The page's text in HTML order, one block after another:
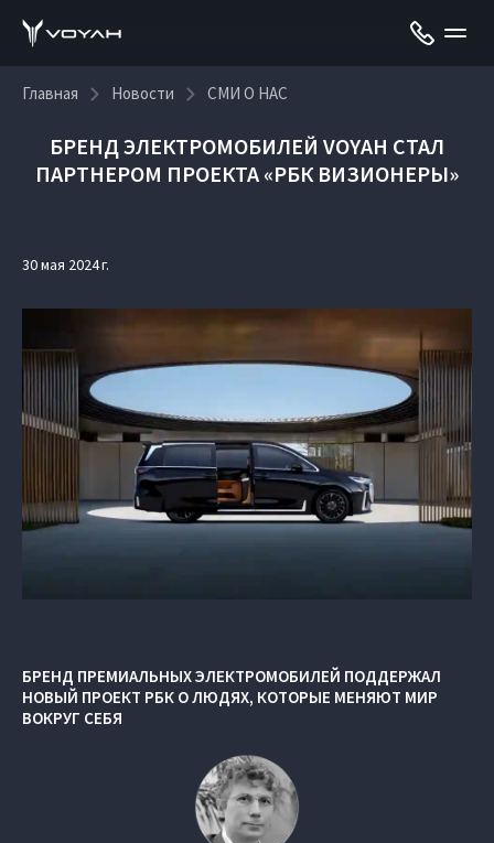
Главная Новости СМИ О НАС
БРЕНД ЭЛЕКТРОМОБИЛЕЙ VOYAH СТАЛ
ПАРТНЕРОМ ПРОЕКТА «РБК ВИЗИОНЕРЫ»
30 мая 2024 г.
БРЕНД ПРЕМИАЛЬНЫХ ЭЛЕКТРОМОБИЛЕЙ ПОДДЕРЖАЛ
НОВЫЙ ПРОЕКТ РБК О ЛЮДЯХ, КОТОРЫЕ МЕНЯЮТ МИР
ВОКРУГ СЕБЯ